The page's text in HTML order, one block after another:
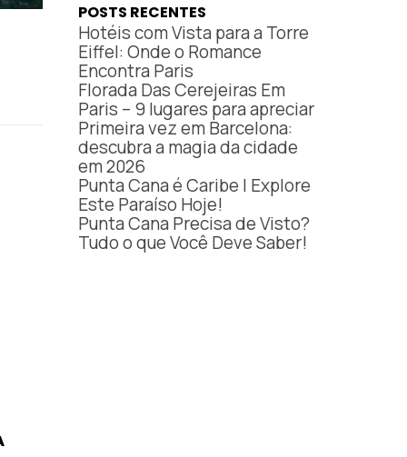
POSTS RECENTES
Hotéis com Vista para a Torre
Eiffel: Onde o Romance
Encontra Paris
Florada Das Cerejeiras Em
Paris – 9 lugares para apreciar
Primeira vez em Barcelona:
descubra a magia da cidade
em 2026
Punta Cana é Caribe | Explore
Este Paraíso Hoje!
Punta Cana Precisa de Visto?
Tudo o que Você Deve Saber!